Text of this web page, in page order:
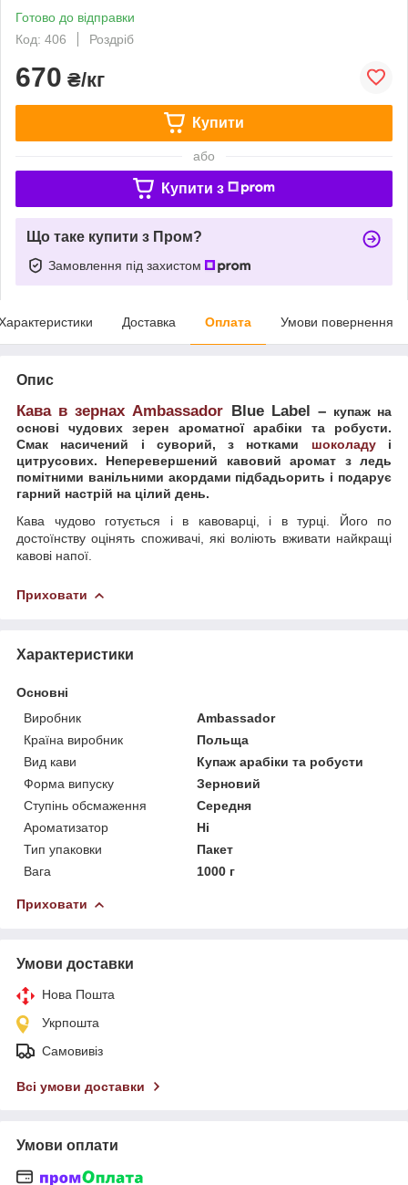
Готово до відправки
Код: 406
Роздріб
670 ₴/кг
Купити
або
Купити з
Що таке купити з Пром?
Замовлення під захистом
Доставка Оплата Умови повернення
Опис
Кава в зернах Ambassador Blue Label – купаж на
основі чудових зерен ароматної арабіки та робусти.
Смак насичений і суворий, з нотками шоколадуі
цитрусових. Неперевершений кавовий аромат з ледь
помітними ванільними акордами підбадьорить і подарує
гарний настрій на цілий день.
Кава чудово готується і в кавоварці, і в турці. Його по
достоїнству оцінять споживачі, які воліють вживати найкращі
кавові напої.
Приховати
Характеристики
Основні
Виробник
Ambassador
Країна виробник
Польща
Вид кави
Купаж арабіки та робусти
Форма випуску
Зерновий
Ступінь обсмаження
Середня
Ароматизатор
Ні
Тип упаковки
Пакет
Вага
1000 г
Приховати
Умови доставки
Нова Пошта
Укрпошта
Самовивіз
Всі умови доставки
Умови оплати